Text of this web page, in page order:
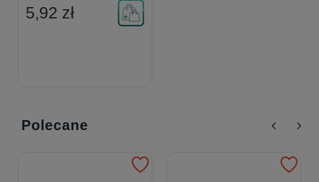
5,92 zł
Polecane